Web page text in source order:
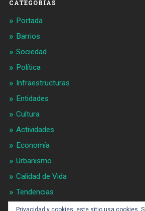
CATEGORIAS
Portada
Barrios
Sociedad
Política
Infraestructuras
Entidades
Cultura
Actividades
Economía
Urbanismo
Calidad de Vida
Tendencias
Gran BCN
Privacidad y cookies: este sitio usa cookies.